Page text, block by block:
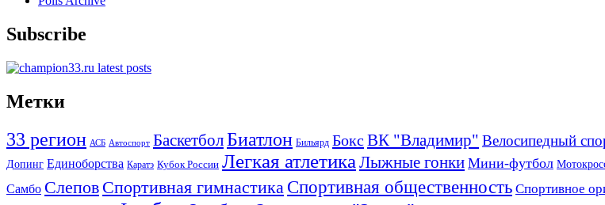
Subscribe
Метки
33 регион АСБ Автоспорт БаскетболБиатлон Бильярд Бокс ВК "Владимир" Велосипедный
Допинг Единоборства Каратэ Кубок России Легкая атлетика Лыжные гонки Мини-футбол
Самбо Слепов Спортивная гимнастика Спортивная общественность Спортивное